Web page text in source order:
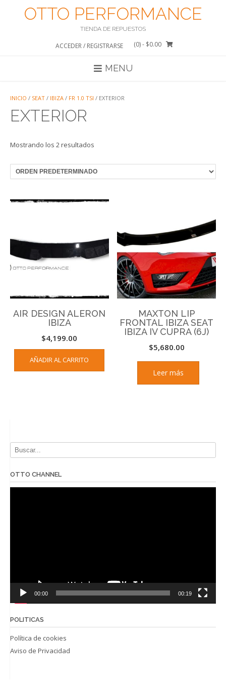
OTTO PERFORMANCE
TIENDA DE REPUESTOS
ACCEDER / REGISTRARSE (0)- $0.00
MENU
INICIO / SEAT / IBIZA / FR 1.0 TSI / EXTERIOR
EXTERIOR
Mostrando los 2 resultados
AIR DESIGN ALERON
IBIZA
$4,199.00
AÑADIR AL CARRITO
MAXTON LIP
FRONTAL IBIZA SEAT
IBIZA IV CUPRA (6J)
$5,680.00
Leer más
OTTO CHANNEL
00:00 00:19
POLITICAS
Política de cookies
Aviso de Privacidad